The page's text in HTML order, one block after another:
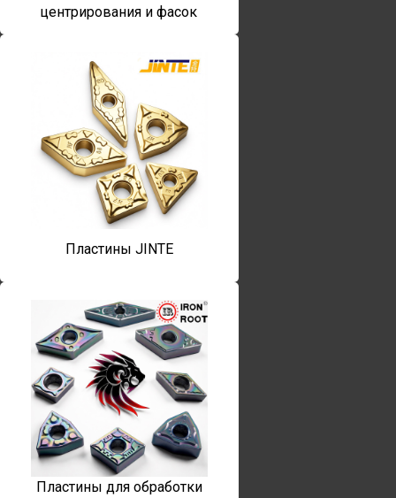
центрирования и фасок
Пластины JINTE
Пластины для обработки